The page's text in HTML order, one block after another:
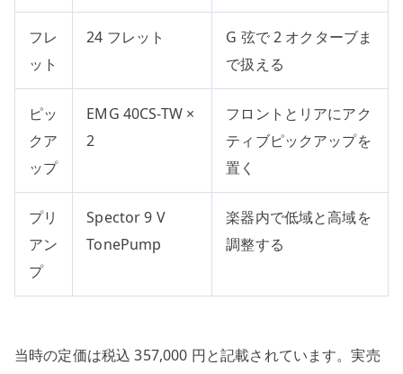
フレ
ット
24 フレット
G 弦で 2 オクターブま
で扱える
ピッ
クア
ップ
EMG 40CS-TW ×
2
フロントとリアにアク
ティブピックアップを
置く
プリ
アン
プ
Spector 9 V
TonePump
楽器内で低域と高域を
調整する
当時の定価は税込 357,000 円と記載されています。実売